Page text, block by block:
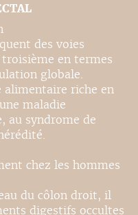
des voies
en termes
globale.
alimentaire riche en
maladie
au syndrome de
chez les hommes
du côlon droit, il
digestifs occultes